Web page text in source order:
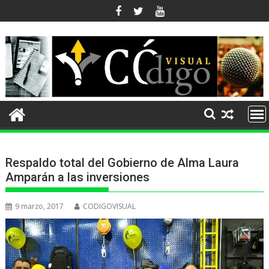
al
contenido
Respaldo total del Gobierno de Alma Laura
Amparán a las inversiones
9 marzo, 2017 CODIGOVISUAL